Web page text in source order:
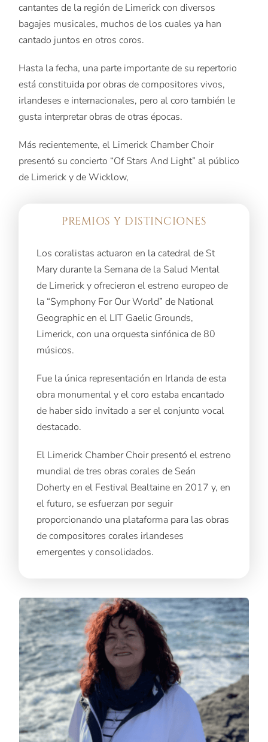
cantantes de la región de Limerick con diversos
bagajes musicales, muchos de los cuales ya han
cantado juntos en otros coros.
Hasta la fecha, una parte importante de su repertorio
está constituida por obras de compositores vivos,
irlandeses e internacionales, pero al coro también le
gusta interpretar obras de otras épocas.
Más recientemente, el Limerick Chamber Choir
presentó su concierto “Of Stars And Light” al público
de Limerick y de Wicklow,
PREMIOS Y DISTINCIONES
Los coralistas actuaron en la catedral de St
Mary durante la Semana de la Salud Mental
de Limerick y ofrecieron el estreno europeo de
la “Symphony For Our World” de National
Geographic en el LIT Gaelic Grounds,
Limerick, con una orquesta sinfónica de 80
músicos.
Fue la única representación en Irlanda de esta
obra monumental y el coro estaba encantado
de haber sido invitado a ser el conjunto vocal
destacado.
El Limerick Chamber Choir presentó el estreno
mundial de tres obras corales de Seán
Doherty en el Festival Bealtaine en 2017 y, en
el futuro, se esfuerzan por seguir
proporcionando una plataforma para las obras
de compositores corales irlandeses
emergentes y consolidados.